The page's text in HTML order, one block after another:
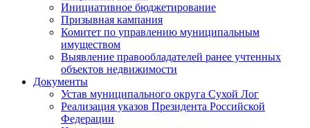
Инициативное бюджетирование
Призывная кампания
Комитет по управлению муниципальным
имуществом
Выявление правообладателей ранее учтенных
объектов недвижимости
Документы
Устав муниципального округа Сухой Лог
Реализация указов Президента Российской
Федерации